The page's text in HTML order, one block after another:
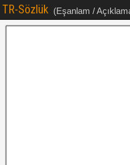
TR-Sözlük (Eşanlam /